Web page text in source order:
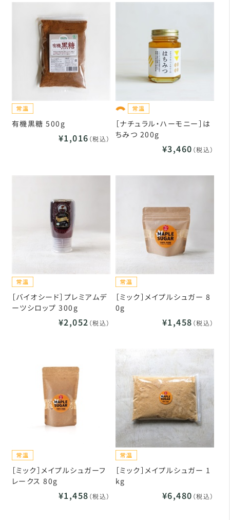
有機黒糖 500g
¥1,016 （税込）
［ナチュラル・ハーモニー］は
ちみつ 200g
¥3,460 （税込）
［バイオシード］プレミアムデ
ーツシロップ 300g
¥2,052 （税込）
［ミック］メイプルシュガー 8
0g
¥1,458 （税込）
［ミック］メイプルシュガーフ
レークス 80g
¥1,458 （税込）
［ミック］メイプルシュガー 1
kg
¥6,480 （税込）